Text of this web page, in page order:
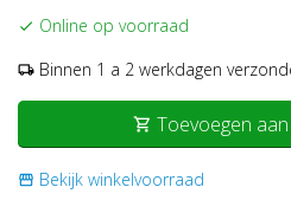
check Online op voorraad
local_shipping Binnen 1 a 2 werkdagen
shopping_cart Toevoegen
storefront Bekijk winkelvoorraad